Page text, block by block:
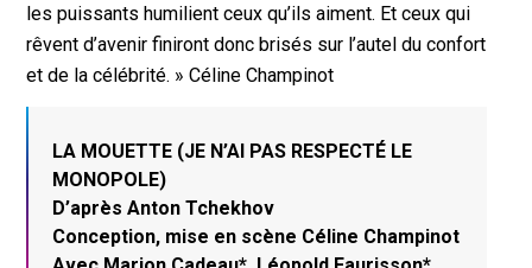
les puissants humilient ceux qu’ils aiment. Et ceux qui
rêvent d’avenir finiront donc brisés sur l’autel du confort
et de la célébrité. » Céline Champinot
LA MOUETTE (JE N’AI PAS RESPECTÉ LE
MONOPOLE)
D’après Anton Tchekhov
Conception, mise en scène Céline Champinot